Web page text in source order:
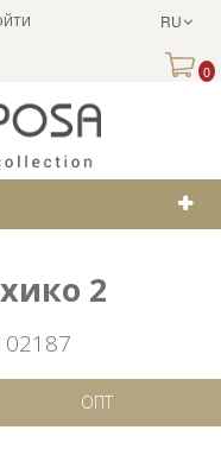
RU
0
2
ОПТ